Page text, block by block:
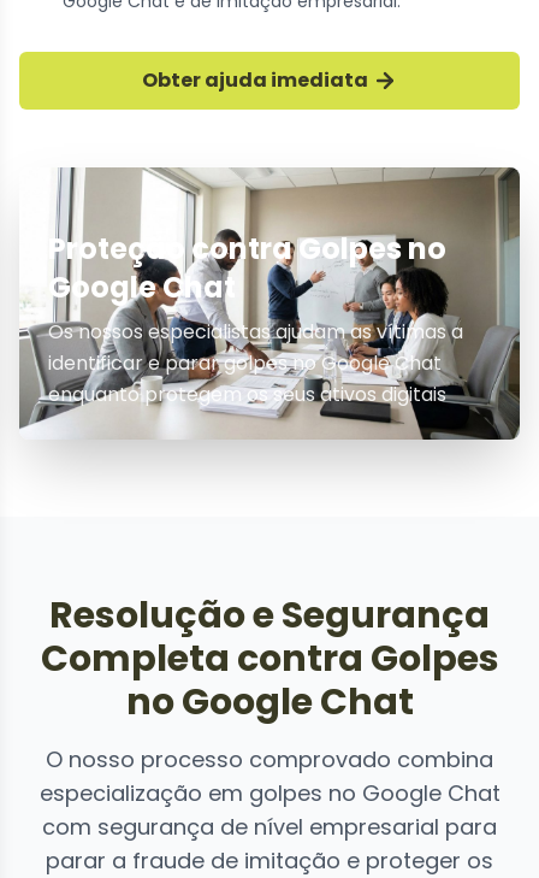
Obter ajuda imediata
Proteção contra Golpes no
Google Chat
Os nossos especialistas ajudam as vítimas a
identificar e parar golpes no Google Chat
enquanto protegem os seus ativos digitais
Resolução e Segurança
Completa contra Golpes
no Google Chat
O nosso processo comprovado combina
especialização em golpes no Google Chat
com segurança de nível empresarial para
parar a fraude de imitação e proteger os